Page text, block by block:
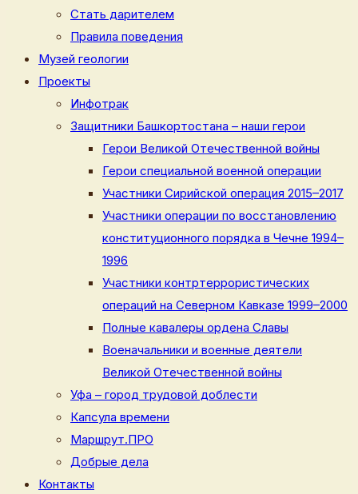
Стать дарителем
Правила поведения
Музей геологии
Проекты
Инфотрак
Защитники Башкортостана – наши герои
Герои Великой Отечественной войны
Герои специальной военной операции
Участники Сирийской операция 2015–2017
Участники операции по восстановлению
конституционного порядка в Чечне 1994–
1996
Участники контртеррористических
операций на Северном Кавказе 1999–2000
Полные кавалеры ордена Славы
Военачальники и военные деятели
Великой Отечественной войны
Уфа – город трудовой доблести
Капсула времени
Маршрут.ПРО
Добрые дела
Контакты